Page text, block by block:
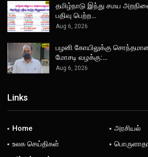
தமிழ்நாடு இந்து சமய
பதிவு பெற்ற…
Aug 6, 2026
பழனி கோயிலுக்கு
மோசடி வழக்கு:…
Aug 6, 2026
Links
Home
அரசியல்
உலக செய்திகள்